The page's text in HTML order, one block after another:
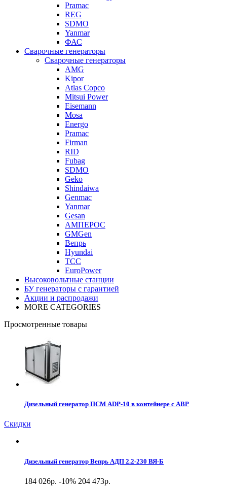
Pramac
REG
SDMO
Yanmar
ФАС
Сварочные генераторы
Сварочные генераторы
AMG
Kipor
Atlas Copco
Mitsui Power
Eisemann
Mosa
Energo
Pramac
Firman
RID
Fubag
SDMO
Geko
Shindaiwa
Genmac
Yanmar
Gesan
АМПЕРОС
GMGen
Вепрь
Hyundai
ТСС
EuroPower
Высоковольтные станции
БУ генераторы с гарантией
Акции и распродажи
MORE CATEGORIES
Просмотренные товары
Дизельный генератор ПСМ ADP-10 в контейнере с АВР
Скидки
Дизельный генератор Вепрь АДП 2.2-230 ВЯ-Б
184 026р. -10% 204 473р.